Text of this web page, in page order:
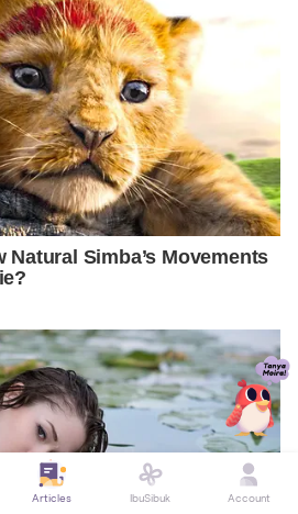
Articles IbuSibuk Account